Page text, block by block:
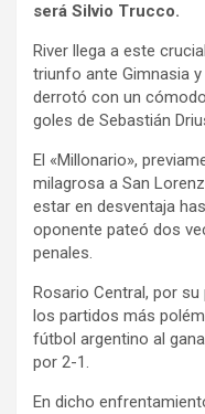
será Silvio Trucco.
River llega a este
triunfo ante Gimnasia y
derrotó con un
goles de Sebastián
El «Millonario»,
milagrosa a San
estar en desventaja
oponente pateó dos
penales.
Rosario Central, por
los partidos más
fútbol argentino al
por 2-1.
En dicho